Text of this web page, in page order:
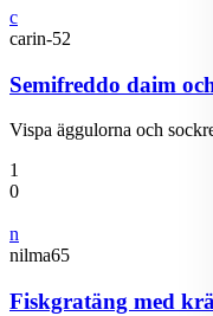
c
carin-52
Semifreddo daim
Vispa äggulorna och
1
0
n
nilma65
Fiskgratäng med